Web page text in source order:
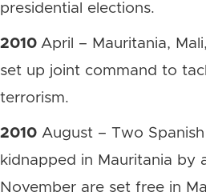
presidential elections.
2010 April – Mauritania,
set up joint command to
terrorism.
2010 August – Two
kidnapped in Mauritania by
November are set free in